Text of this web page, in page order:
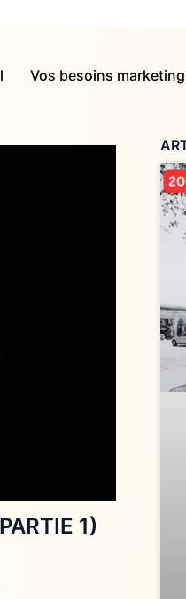
Vos besoins marketing
1)